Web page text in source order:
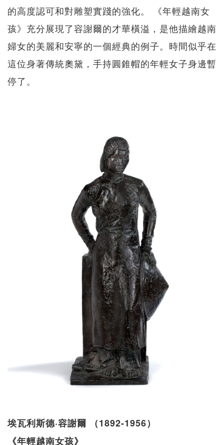
的高度認可和對雕塑實踐的強化。 《年輕越南女
孩》充分展現了容謝爾的才華橫溢，是他描繪越南
婦女的美麗和安寧的一個經典的例子。時間似乎在
這位身著傳統奧黛，手持圓錐帽的年輕女子身邊暫
停了。
埃瓦利斯德·容謝爾 （1892-1956）
《年輕越南女孩》